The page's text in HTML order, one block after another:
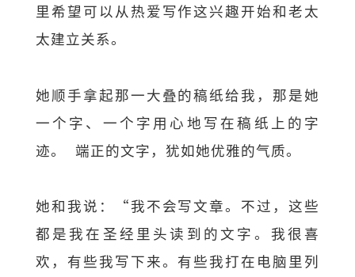
里希望可以从热爱写作这兴趣开始和老太
太建立关系。
她顺手拿起那一大叠的稿纸给我，那是她
一个字、一个字用心地写在稿纸上的字
迹。 端正的文字，犹如她优雅的气质。
她和我说：“我不会写文章。不过，这些
都是我在圣经里头读到的文字。我很喜
欢，有些我写下来。有些我打在电脑里列